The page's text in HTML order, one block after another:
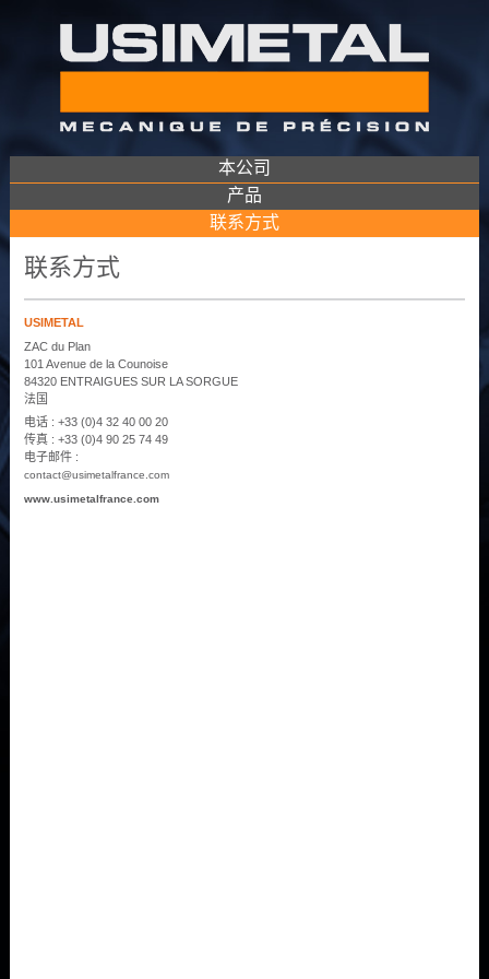
本公司
产品
联系方式
联系方式
USIMETAL
ZAC du Plan
101 Avenue de la Counoise
84320 ENTRAIGUES SUR LA SORGUE
法国
电话 : +33 (0)4 32 40 00 20
传真 : +33 (0)4 90 25 74 49
电子邮件 :
contact@usimetalfrance.com
www.usimetalfrance.com